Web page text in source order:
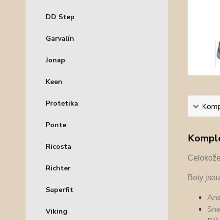
DD Step
Garvalín
Jonap
Keen
Protetika
Ponte
Ricosta
Richter
Superfit
Viking
Boty